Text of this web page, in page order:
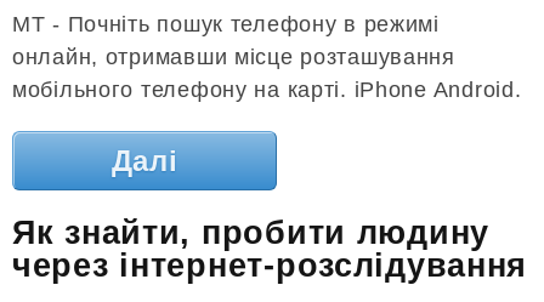
MT - Почніть пошук телефону в режимі
онлайн, отримавши місце розташування
мобільного телефону на карті. iPhone Android.
Далі
Як знайти, пробити людину
через інтернет-розслідування